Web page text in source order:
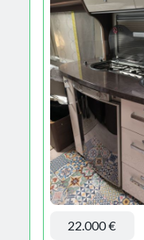
22.000 €